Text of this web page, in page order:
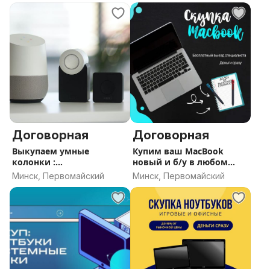
Договорная
Выкупаем умные
колонки :
HomePod/Harman
Kardon/Yandex
Минск, Первомайский
Договорная
Купим ваш MacBook
новый и б/у в любом
состоянии
Минск, Первомайский